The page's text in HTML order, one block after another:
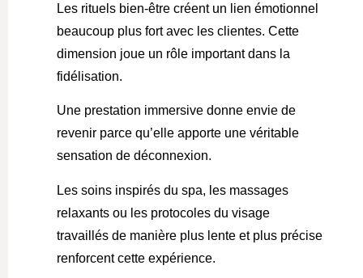
Les rituels bien-être créent un lien émotionnel
beaucoup plus fort avec les clientes. Cette
dimension joue un rôle important dans la
fidélisation.
Une prestation immersive donne envie de
revenir parce qu’elle apporte une véritable
sensation de déconnexion.
Les soins inspirés du spa, les massages
relaxants ou les protocoles du visage
travaillés de manière plus lente et plus précise
renforcent cette expérience.